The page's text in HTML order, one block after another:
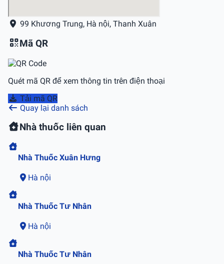
99 Khương Trung, Hà nội, Thanh Xuân
Mã QR
Quét mã QR để xem thông tin trên điện thoại
Tải mã QR
Quay lại danh sách
Nhà thuốc liên quan
Nhà Thuốc Xuân Hưng
Hà nội
Nhà Thuốc Tư Nhân
Hà nội
Nhà Thuốc Tư Nhân